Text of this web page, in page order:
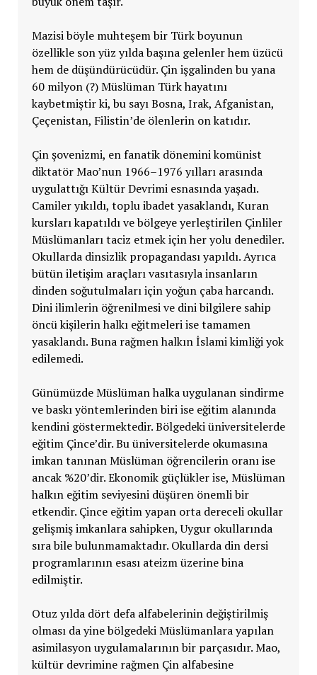
Mazisi böyle muhteşem bir Türk boyunun
özellikle son yüz yılda başına gelenler hem üzücü
hem de düşündürücüdür. Çin işgalinden bu yana
60 milyon (?) Müslüman Türk hayatını
kaybetmiştir ki, bu sayı Bosna, Irak, Afganistan,
Çeçenistan, Filistin’de ölenlerin on katıdır.
Çin şovenizmi, en fanatik dönemini komünist
diktatör Mao’nun 1966–1976 yılları arasında
uygulattığı Kültür Devrimi esnasında yaşadı.
Camiler yıkıldı, toplu ibadet yasaklandı, Kuran
kursları kapatıldı ve bölgeye yerleştirilen Çinliler
Müslümanları taciz etmek için her yolu denediler.
Okullarda dinsizlik propagandası yapıldı. Ayrıca
bütün iletişim araçları vasıtasıyla insanların
dinden soğutulmaları için yoğun çaba harcandı.
Dini ilimlerin öğrenilmesi ve dini bilgilere sahip
öncü kişilerin halkı eğitmeleri ise tamamen
yasaklandı. Buna rağmen halkın İslami kimliği yok
edilemedi.
Günümüzde Müslüman halka uygulanan sindirme
ve baskı yöntemlerinden biri ise eğitim alanında
kendini göstermektedir. Bölgedeki üniversitelerde
eğitim Çince’dir. Bu üniversitelerde okumasına
imkan tanınan Müslüman öğrencilerin oranı ise
ancak %20’dir. Ekonomik güçlükler ise, Müslüman
halkın eğitim seviyesini düşüren önemli bir
etkendir. Çince eğitim yapan orta dereceli okullar
gelişmiş imkanlara sahipken, Uygur okullarında
sıra bile bulunmamaktadır. Okullarda din dersi
programlarının esası ateizm üzerine bina
edilmiştir.
Otuz yılda dört defa alfabelerinin değiştirilmiş
olması da yine bölgedeki Müslümanlara yapılan
asimilasyon uygulamalarının bir parçasıdır. Mao,
kültür devrimine rağmen Çin alfabesine